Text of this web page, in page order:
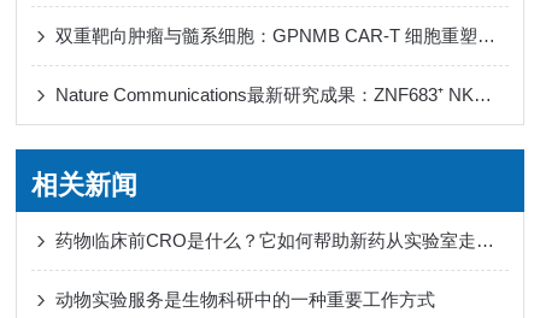
双重靶向肿瘤与髓系细胞：GPNMB CAR-T 细胞重塑免疫微环境
Nature Communications最新研究成果：ZNF683⁺ NK细胞通过重塑免疫微环境调控晚期下咽鳞状细胞癌的化疗敏感性
相关新闻
药物临床前CRO是什么？它如何帮助新药从实验室走向人体试验？
动物实验服务是生物科研中的一种重要工作方式